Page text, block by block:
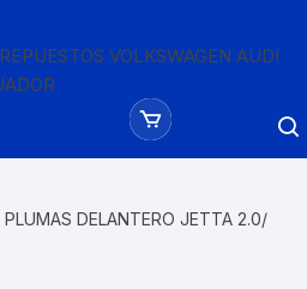
DELANTERO JETTA 2.0/